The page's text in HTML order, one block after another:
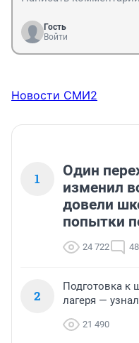
Гость
Войти
Новости СМИ2
1
Один
изменил
довели
попытки
24 722 48
2
Подготовка к
лагеря —
21 490